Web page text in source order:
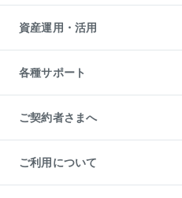
収益物件
ビル購入（ビル一棟）
投資用不動産の売却査定
事業用不動産の売却査定
暮らしに役立つ不動産メディア
不動産相場・不動産価格情報
不動産コラム・ニュース
不動産用語集
不動産なんでもネット相談室
住まいの税金
一棟リノベーションマンション
L`GENTE（ルジェンテ）
区分リノベーションマンション
投資用一棟レジデンスWELL
不動産小口投資
LEGACIA（レガシア）
資産運用・活用
不動産M&A
アセットマネジメント・出資
各種サポート
相続サポート
リフォームサポート
ご契約者さまへ
ご紹介・再契約特典
入居者様専用-各種ご案内（賃貸）
東急こすもす会「こすもすWeb」
ご利用について